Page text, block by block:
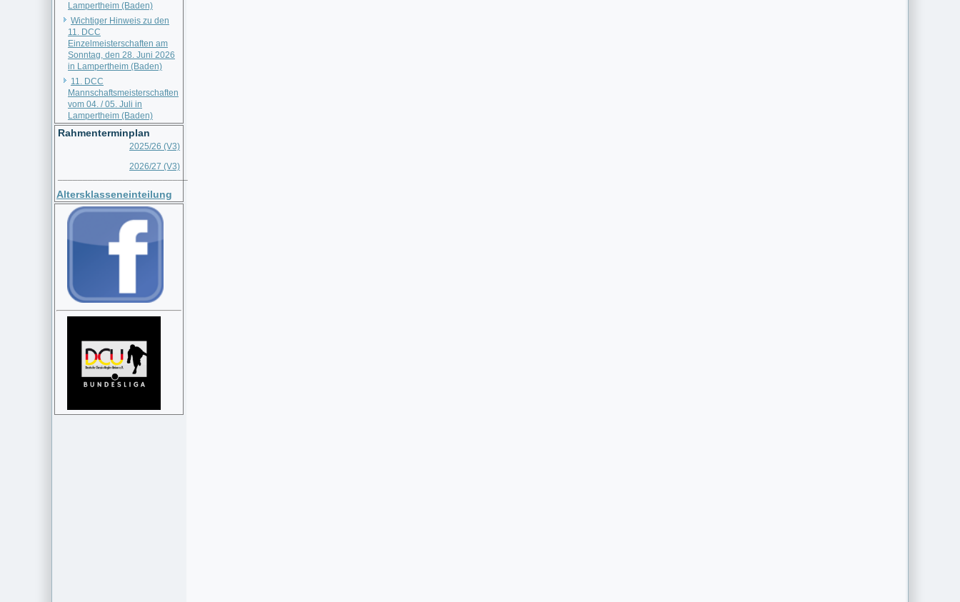
Lampertheim (Baden)
Wichtiger Hinweis zu den
11. DCC
Einzelmeisterschaften am
Sonntag, den 28. Juni 2026
in Lampertheim (Baden)
11. DCC
Mannschaftsmeisterschaften
vom 04. / 05. Juli in
Lampertheim (Baden)
Rahmenterminplan
2025/26 (V3)
2026/27 (V3)
Altersklasseneinteilung